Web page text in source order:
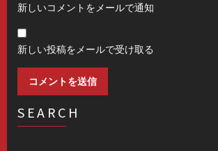
新しいコメントをメールで通知
新しい投稿をメールで受け取る
SEARCH